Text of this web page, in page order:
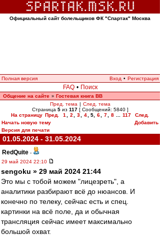
Официальный сайт болельщиков ФК "Спартак" Москва
Полная версия Вход • Регистрация
FAQ • Поиск
Общение на сайте » Гостевая книга ВВ
Пред. тема | След. тема
Страница 5из 117[ Сообщений: 5840 ]
На страницу Пред. 1 2 3 4 5 6 7 8 117
След.
Начать новую тему
Добавить
Версия для печати
01.05.2024 - 31.05.2024
RedQuite -
29 май 2024 22:10
sengoku » 29 май 2024 21:44
Это мы с тобой можем "лицезреть", а
аналитики разбирают всё до нюансов. И
конечно по телеку, сейчас есть и спец.
картинки на всё поле, да и обычная
трансляция сейчас имеет максимально
большой охват.